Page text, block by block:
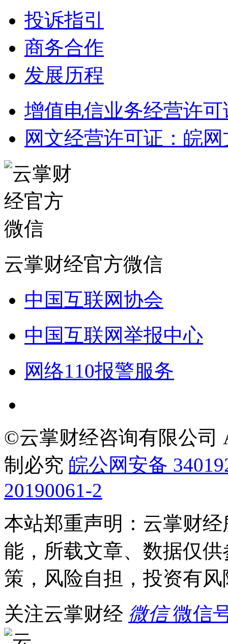
投诉指引
商务合作
发展历程
增值电信业务经营许可
网文经营许可证：皖
云掌财经官方微信
中国互联网协会
中国互联网举报中心
网络110报警服务
©云掌财经咨询有限公司
制必究 皖公网安备
20190061-2
本站郑重声明：云掌财
能，所载文章、数据仅
策，风险自担，投资有
关注云掌财经 微信 微信